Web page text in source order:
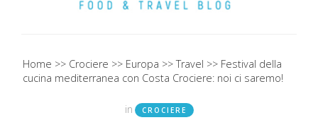
Home Crociere Europa Travel
Festival della
cucina mediterranea con Costa Crociere: noi ci saremo!
in CROCIERE